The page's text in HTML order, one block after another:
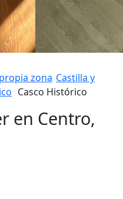
zona Castilla y
Casco Histórico
en Centro,